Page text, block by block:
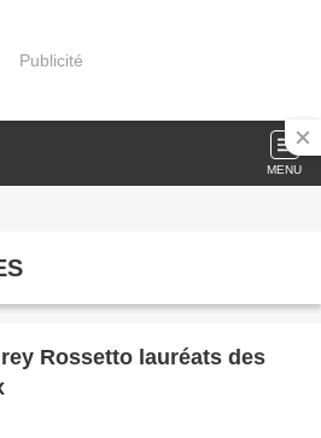
Publicité
MENU
Rossetto lauréats des